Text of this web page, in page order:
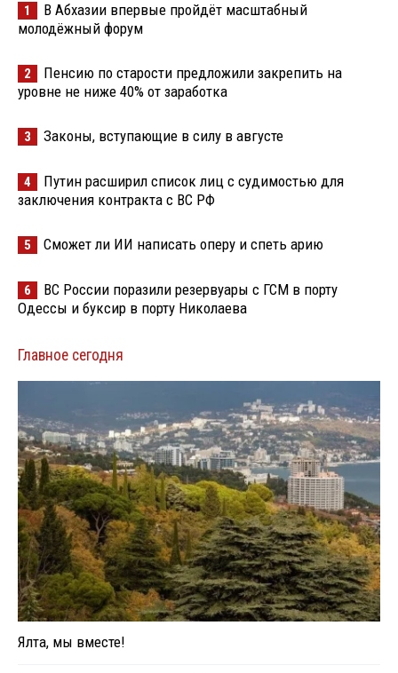
1
В Абхазии впервые пройдёт масштабный
молодёжный форум
2
Пенсию по старости предложили закрепить на
уровне не ниже 40% от заработка
3 Законы, вступающие в силу в августе
4
Путин расширил список лиц с судимостью для
заключения контракта с ВС РФ
5 Сможет ли ИИ написать оперу и спеть арию
6
ВС России поразили резервуары с ГСМ в порту
Одессы и буксир в порту Николаева
Главное сегодня
Ялта, мы вместе!